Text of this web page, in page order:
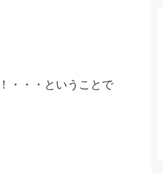
・・・ということで